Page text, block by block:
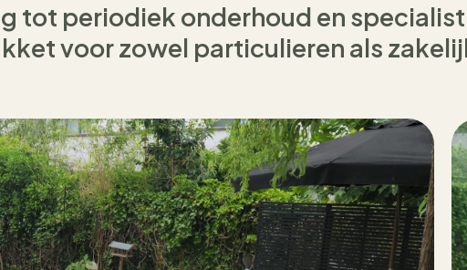
tot periodiek onderhoud en
voor zowel particulieren als